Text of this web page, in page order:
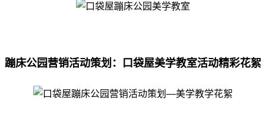
蹦床公园营销活动策划：口袋屋美学教室活动精彩花絮